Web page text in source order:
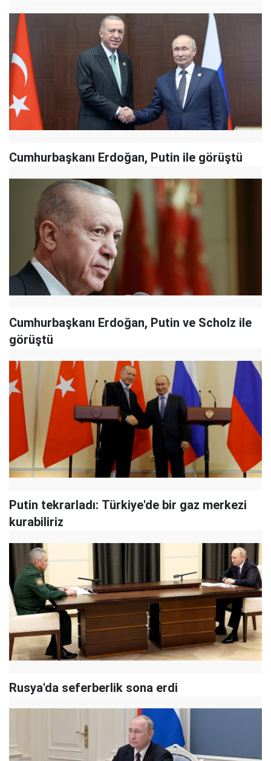
Cumhurbaşkanı Erdoğan, Putin ile görüştü
Cumhurbaşkanı Erdoğan, Putin ve Scholz ile
görüştü
Putin tekrarladı: Türkiye'de bir gaz merkezi
kurabiliriz
Rusya'da seferberlik sona erdi